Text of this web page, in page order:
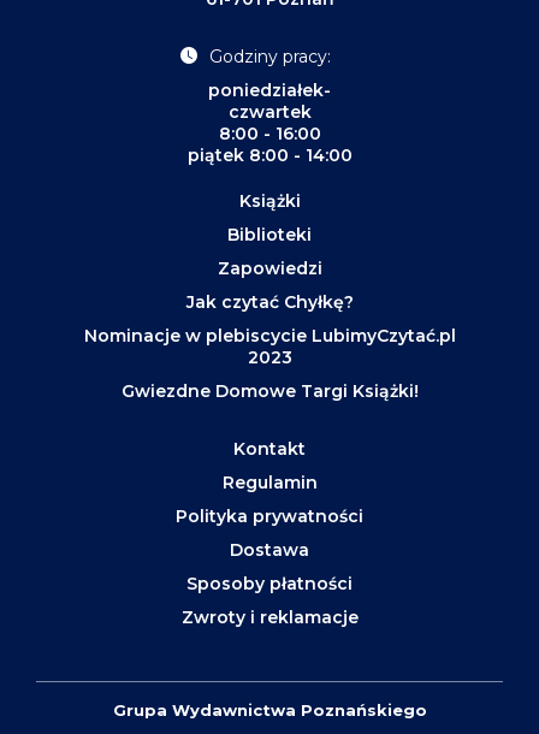
Godziny pracy:
poniedziałek-
czwartek
8:00 - 16:00
piątek 8:00 - 14:00
Książki
Biblioteki
Zapowiedzi
Jak czytać Chyłkę?
Nominacje w plebiscycie LubimyCzytać.pl
2023
Gwiezdne Domowe Targi Książki!
Kontakt
Regulamin
Polityka prywatności
Dostawa
Sposoby płatności
Zwroty i reklamacje
Grupa Wydawnictwa Poznańskiego